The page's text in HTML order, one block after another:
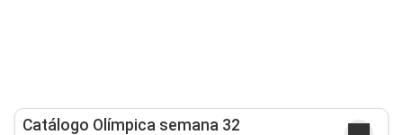
Catálogo Olímpica semana 32